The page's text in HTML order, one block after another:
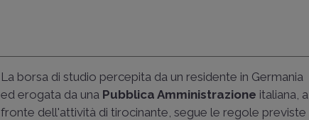
La borsa di studio percepita da un residente in Germania
ed erogata da una Pubblica Amministrazione italiana, a
fronte dell'attività di tirocinante, segue le regole previste